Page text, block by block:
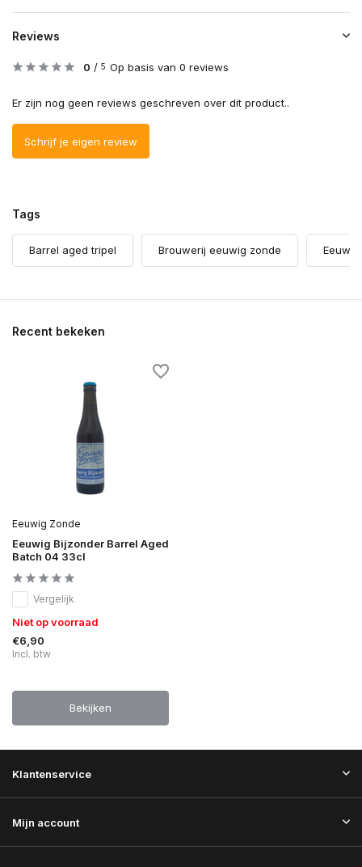
Reviews
0 / 5 Op basis van 0 reviews
Er zijn nog geen reviews geschreven over dit product..
Schrijf je eigen review
Tags
Barrel aged tripel Brouwerij eeuwig zonde
Recent bekeken
Eeuwig Zonde
Eeuwig Bijzonder Barrel Aged
Batch 04 33cl
Vergelijk
Niet op voorraad
€6,90
Incl. btw
Bekijken
Klantenservice
Mijn account